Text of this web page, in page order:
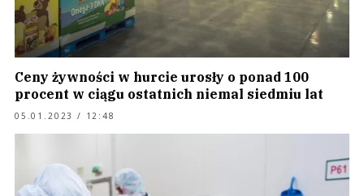
Ceny żywności w hurcie urosły o ponad 100
procent w ciągu ostatnich niemal siedmiu lat
05.01.2023 / 12:48